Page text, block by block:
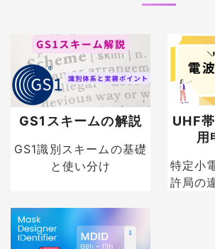
GS1スキームの解説
GS1識別スキームの基礎
と使い分け
UHF
用
特定小
許局の